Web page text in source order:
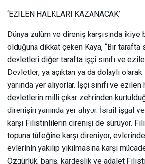
‘EZILEN HALKLARI KAZANACAK’
Dünya zulüm ve direniş karşısında ikiye
olduğuna dikkat çeken Kaya, “Bir tarafta
devletleri diğer tarafta işçi sınıfı ve
Devletler, ya açıktan ya da dolaylı
yanında yer alıyorlar. İşçi sınıfı ve
devletlerin milli çıkar zehrinden
direnişin yanında yer alıyor. İsrail işgal ve
karşı Filistinlilerin direnişi de sürüyor.
topuna tüfeğine karşı direniyor,
evlerinin yakılıp yıkılmasına karşı
Özgürlük, barış, kardeşlik ve adalet